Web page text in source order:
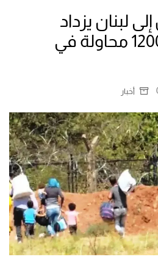
لبنان يزداد
والجيش يحبط 1200 محاولة في
أخبار